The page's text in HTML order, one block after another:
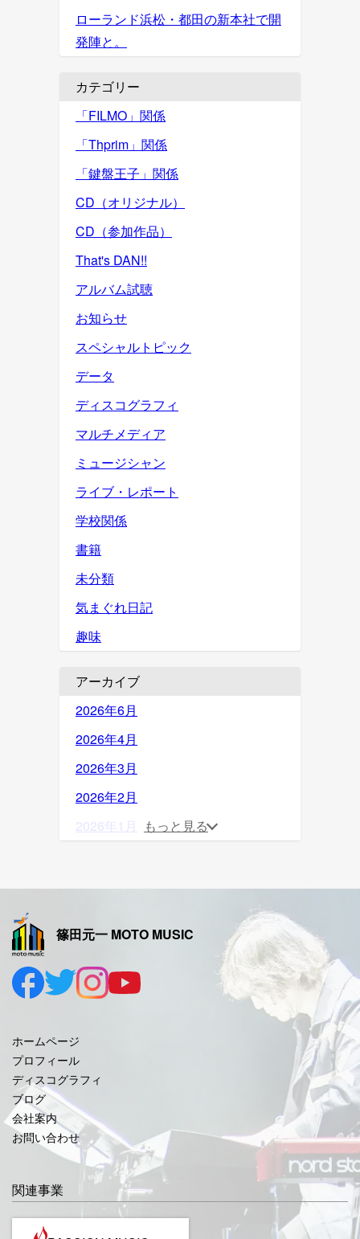
ローランド浜松・都田の新本社で開
発陣と。
カテゴリー
「FILMO」関係
「Thprim」関係
「鍵盤王子」関係
CD（オリジナル）
CD（参加作品）
That's DAN!!
アルバム試聴
お知らせ
スペシャルトピック
データ
ディスコグラフィ
マルチメディア
ミュージシャン
ライブ・レポート
学校関係
書籍
未分類
気まぐれ日記
趣味
アーカイブ
2026年6月
2026年4月
2026年3月
2026年2月
2026年1月
2025年9月
2025年8月
2025年7月
2025年5月
2025年4月
2025年3月
2025年2月
2025年1月
2024年12月
もっと見る
篠田元一 MOTO MUSIC
ホームページ
プロフィール
ディスコグラフィ
ブログ
会社案内
お問い合わせ
関連事業